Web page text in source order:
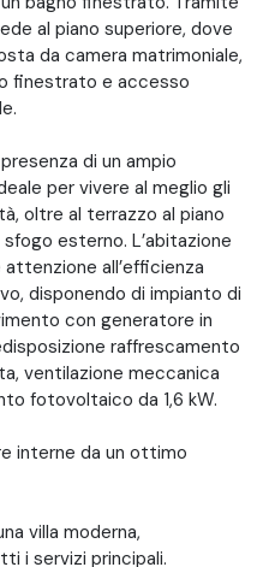
al piano superiore, dove
da camera matrimoniale,
finestrato e accesso
di un ampio
per vivere al meglio gli
oltre al terrazzo al piano
esterno. L’abitazione
all’efficienza
disponendo di impianto di
con generatore in
raffrescamento
ventilazione meccanica
fotovoltaico da 1,6 kW.
interne da un ottimo
villa moderna,
i servizi principali.